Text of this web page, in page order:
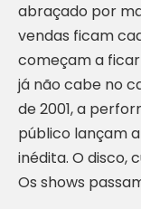
abraçado por
vendas ficam
começam a
já não cabe no
de 2001, a
público lançam
inédita. O disco,
Os shows